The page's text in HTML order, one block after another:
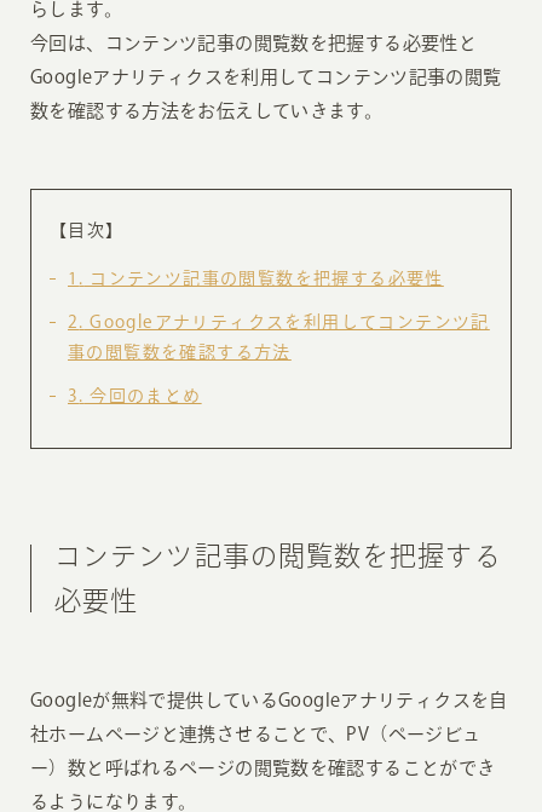
らします。
今回は、コンテンツ記事の閲覧数を把握する必要性と
Googleアナリティクスを利用してコンテンツ記事の閲覧
数を確認する方法をお伝えしていきます。
【目次】
1 コンテンツ記事の閲覧数を把握する必要性
2
Googleアナリティクスを利用してコンテンツ記
事の閲覧数を確認する方法
3 今回のまとめ
コンテンツ記事の閲覧数を把握する
必要性
Googleが無料で提供しているGoogleアナリティクスを自
社ホームページと連携させることで、PV（ページビュ
ー）数と呼ばれるページの閲覧数を確認することができ
るようになります。